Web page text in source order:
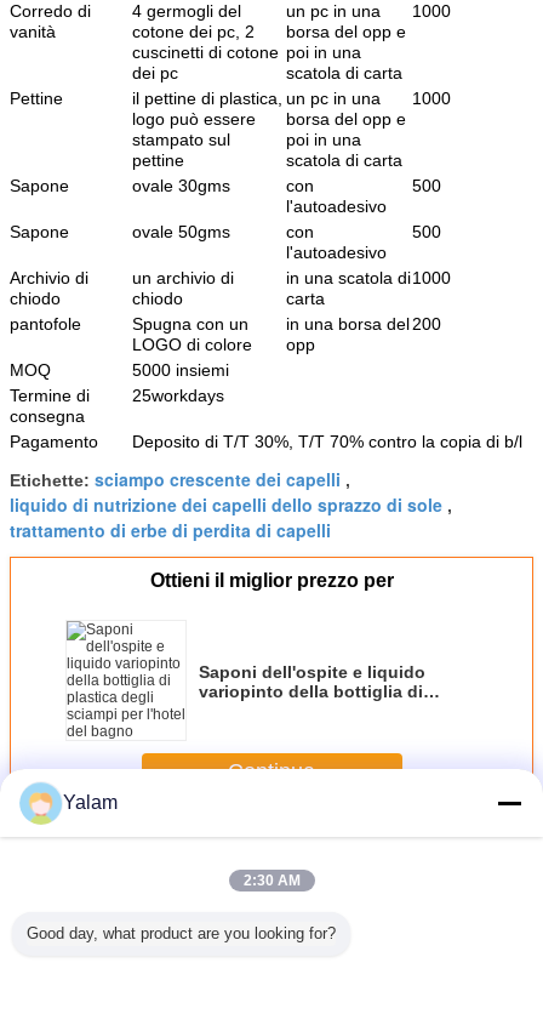
Corredo di
vanità
4 germogli del
cotone dei pc, 2
cuscinetti di cotone
dei pc
un pc in una
borsa del opp e
poi in una
scatola di carta
1000
Pettine
il pettine di plastica,
logo può essere
stampato sul
pettine
un pc in una
borsa del opp e
poi in una
scatola di carta
1000
Sapone ovale 30gms
con
l'autoadesivo
500
Sapone ovale 50gms
con
l'autoadesivo
500
Archivio di
chiodo
un archivio di
chiodo
in una scatola di
carta
1000
pantofole
Spugna con un
LOGO di colore
in una borsa del
opp
200
MOQ
5000 insiemi
Termine di
consegna
25workdays
Pagamento
Deposito di T/T 30%, T/T 70% contro la copia di b/l
Etichette: sciampo crescente dei capelli ,
liquido di nutrizione dei capelli dello sprazzo di sole ,
trattamento di erbe di perdita di capelli
Ottieni il miglior prezzo per
Saponi dell'ospite e liquido
variopinto della bottiglia di
Continua
PiùLiquido di nutrizione dei capelli
Yalam
2:30 AM
Good day, what product are you looking for?